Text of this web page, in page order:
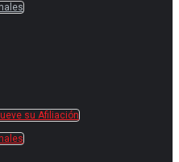
su Afiliación